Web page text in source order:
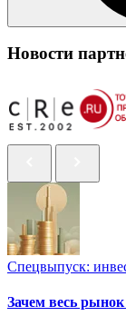
Новости
Спецвыпуск:
Зачем весь